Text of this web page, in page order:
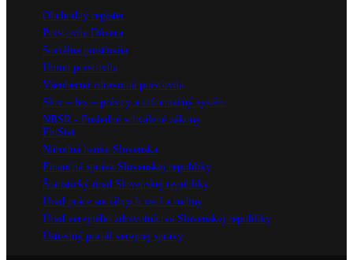
Obchodný register
Poisťovňa Dôvera
Sociálna poisťovňa
Union poisťovňa
Všeobecná zdravotná poisťovňa
Slov – lex – právny a informačný systém
NRSR - Posledné schválené zákony
FinStat
Národná banka Slovenska
Finančná správa Slovenskej republiky
Štatistický úrad Slovenskej republiky
Úrad práce sociálnych vecí a rodiny
Úrad verejného zdravotníctva Slovenskej republiky
Ústredný portál verejnej správy